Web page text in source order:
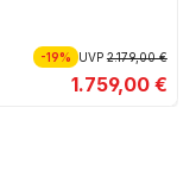
-19% UVP2.179,00 €
1.759,00 €